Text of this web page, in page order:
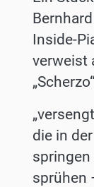
Bernhard
Inside-
verweist
die in
springen
sprühen